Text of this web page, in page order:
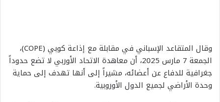
وقال المتقاعد الإسباني في مقابلة مع إذاعة كوبي (COPE)،
الجمعة 7 مارس 2025، أن معاهدة الاتحاد الأوربي لا تضع حدوداً
جغرافية للدفاع عن أعضائه، مشيراً إلى أنها تهدف إلى حماية
وحدة الأراضي لجميع الدول الأوروبية.